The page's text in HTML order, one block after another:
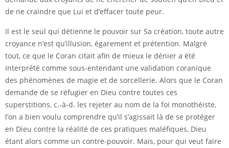
de ne craindre que Lui et d’effacer toute peur.
Il est le seul qui détienne le pouvoir sur Sa création, toute autre
croyance n’est qu’illusion, égarement et prétention. Malgré
tout, ce que le Coran citait afin de mieux le dénier a été
interprété comme sous-entendant une validation coranique
des phénomènes de magie et de sorcellerie. Alors que le Coran
demande de se réfugier en Dieu contre toutes ces
superstitions, c.-à-d. les rejeter au nom de la foi monothéiste,
l’on a bien voulu comprendre qu’il s’agissait là de se protéger
en Dieu contre la réalité de ces pratiques maléfiques, Dieu
étant alors comme un contre-pouvoir. Mais, pour qui veut faire